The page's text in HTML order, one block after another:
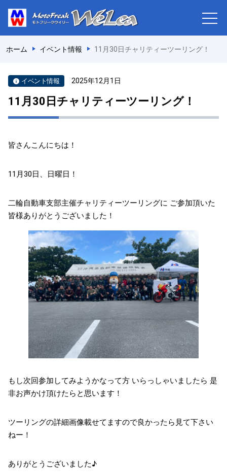
ホーム イベント情報 11月30日チャリティーツーリング！
イベント情報 2025年12月1日
11月30日チャリティーツーリング！
皆さんこんにちは！
11月30日、日曜日！
二輪自動車支部主催チャリティーツーリングに ご参加頂いた
皆様ありがとうございました！
もし次回参加してみようかなって方 いらっしゃいましたら 是
非お声かけ頂けたらと思います！
ツーリングの詳細画像載せてますので良かったら見て下さい
ねー！
ありがとうございました♪